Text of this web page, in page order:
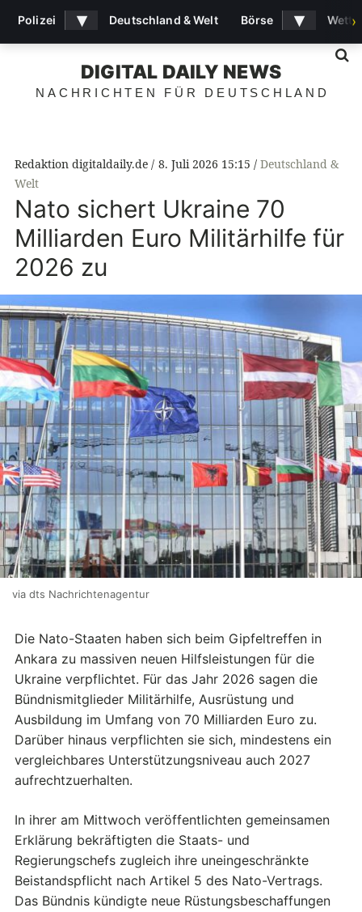
DIGITAL DAILY NEWS
NACHRICHTEN FÜR DEUTSCHLAND
Redaktion digitaldaily.de 8. Juli 2026 15:15
Deutschland &
Welt
Nato sichert Ukraine 70
Milliarden Euro Militärhilfe für
2026 zu
via dts Nachrichtenagentur
Die Nato-Staaten haben sich beim Gipfeltreffen in
Ankara zu massiven neuen Hilfsleistungen für die
Ukraine verpflichtet. Für das Jahr 2026 sagen die
Bündnismitglieder Militärhilfe, Ausrüstung und
Ausbildung im Umfang von 70 Milliarden Euro zu.
Darüber hinaus verpflichten sie sich, mindestens ein
vergleichbares Unterstützungsniveau auch 2027
aufrechtzuerhalten.
In ihrer am Mittwoch veröffentlichten gemeinsamen
Erklärung bekräftigten die Staats- und
Regierungschefs zugleich ihre uneingeschränkte
Beistandspflicht nach Artikel 5 des Nato-Vertrags.
Das Bündnis kündigte neue Rüstungsbeschaffungen
Polizei ▾ Deutschland & Welt Börse ▾ ›